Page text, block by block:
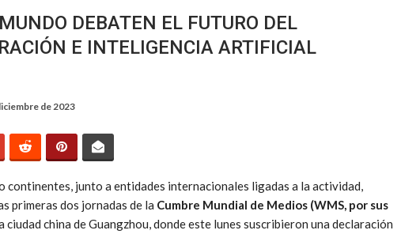
DEBATEN EL FUTURO DEL
E INTELIGENCIA ARTIFICIAL
de 2023
continentes, junto a entidades internacionales ligadas a la actividad,
primeras dos jornadas de la Cumbre Mundial de Medios (WMS, por sus
ciudad china de Guangzhou, donde este lunes suscribieron una declaración